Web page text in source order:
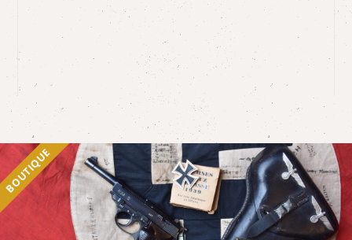
BOUTIQUE